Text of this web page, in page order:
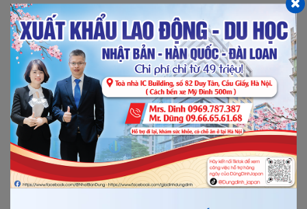
BÀI VIẾT LIÊN QUAN
Chi tiết